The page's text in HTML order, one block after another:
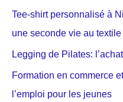
Tee-shirt personnalisé à
une seconde vie au textile
Legging de Pilates:
Formation en commerce
l’emploi pour les jeunes